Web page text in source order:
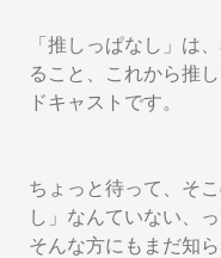
「推しっぱなし」は
ること、これから推
ドキャストです。
ちょっと待って、そ
し」なんていない、
そんな方にもまだ知